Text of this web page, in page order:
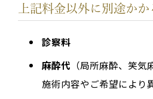
上記料金以外に別途かか
診察料
麻酔代 （局所麻酔、笑気
施術内容やご希望により